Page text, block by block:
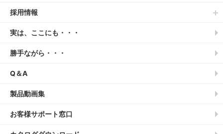
採用情報
実は、ここにも・・・
勝手ながら・・・
Q＆A
製品動画集
お客様サポート窓口